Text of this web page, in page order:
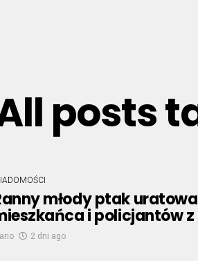
posts
młody ptak
i policjantów z
2 dni ago